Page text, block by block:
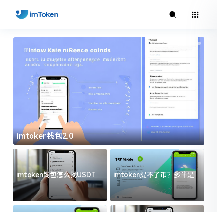
imtoken钱包2.0
imtoken钱包怎么找USDT地
址？三步搞定不踩坑
imtoken提不了币？多半是这
几件事没处理好